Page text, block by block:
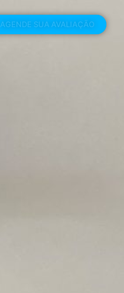
AGENDE SUA AVALIAÇÃO